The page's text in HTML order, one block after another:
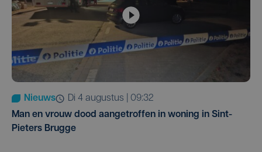
Nieuws
di 4 augustus | 09:32
Man en vrouw dood aangetroffen in woning in Sint-
Pieters Brugge